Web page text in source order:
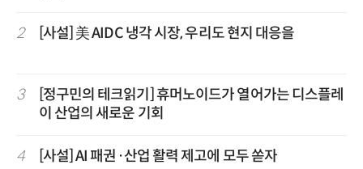
2 [사설] 美 AIDC 냉각 시장, 우리도 현지 대응을
3
[정구민의 테크읽기] 휴머노이드가 열어가는 디스플레
이 산업의 새로운 기회
4 [사설] AI 패권·산업 활력 제고에 모두 쏟자